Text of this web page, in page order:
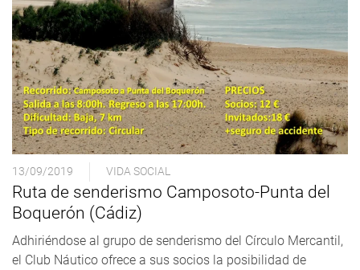
13/09/2019 VIDA SOCIAL
Ruta de senderismo Camposoto-Punta del
Boquerón (Cádiz)
Adhiriéndose al grupo de senderismo del Círculo Mercantil,
el Club Náutico ofrece a sus socios la posibilidad de